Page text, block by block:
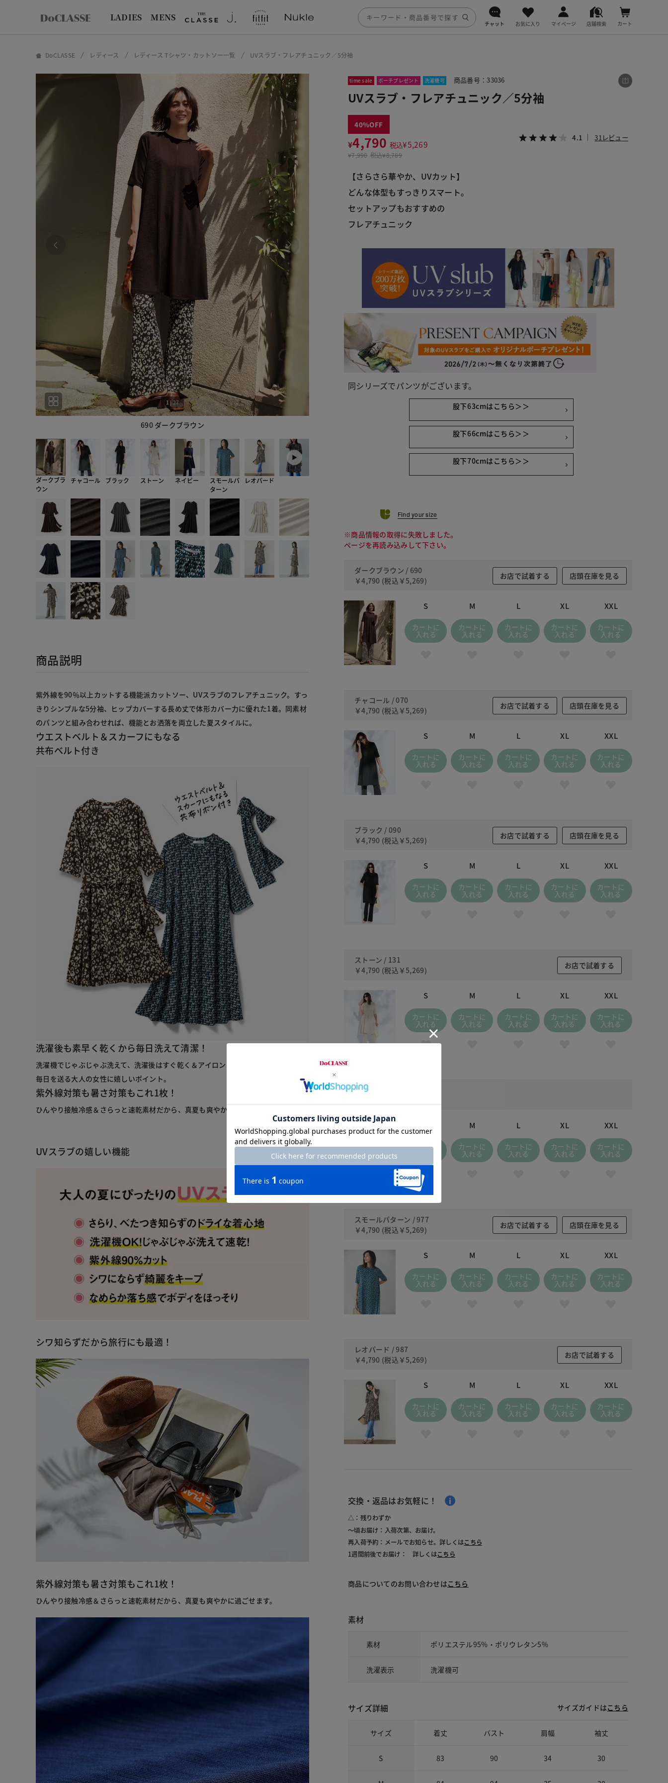
LADIES MENS
チャット お気に入り マイページ 店舗検索 カート
DoCLASSE レディース レディース Tシャツ・カットソー一覧 UVスラブ・フレアチュニック／5分袖
690 ダークブラウン 070 チャコール
1 |27
ダークブラ
ウン
チャコール ブラック ストーン ネイビー
スモールパ
ターン
レオパード
商品説明
紫外線を90％以上カットする機能派カットソー、UVスラブのフレアチュニック。すっ
きりシンプルな5分袖、ヒップカバーする長め丈で体形カバー力に優れた1着。同素材
のパンツと組み合わせれば、機能とお洒落を両立した夏スタイルに。
ウエストベルト＆スカーフにもなる
共布ベルト付き
洗濯後も素早く乾くから毎日洗えて清潔！
洗濯機でじゃぶじゃぶ洗えて、洗濯後はすぐ乾く＆アイロン不要というのも、忙しい
毎日を送る大人の女性に嬉しいポイント。
紫外線対策も暑さ対策もこれ1枚！
ひんやり接触冷感＆さらっと速乾素材だから、真夏も爽やかに過ごせます。
UVスラブの嬉しい機能
シワ知らずだから旅行にも最適！
紫外線対策も暑さ対策もこれ1枚！
ひんやり接触冷感＆さらっと速乾素材だから、真夏も爽やかに過ごせます。
time sale ポーチプレゼント 洗濯機可 商品番号：33036
UVスラブ・フレアチュニック／5分袖
40
¥4,790 税込¥5,269
¥7,990 税込¥8,789
4.1 31レビュー
【さらさら華やか、UVカット】
どんな体型もすっきりスマート。
セットアップもおすすめの
フレアチュニック
同シリーズでパンツがございます。
股下63cmはこちら＞＞
股下66cmはこちら＞＞
股下70cmはこちら＞＞
Find your size
※商品情報の取得に失敗しました。
ページを再読み込みして下さい。
ダークブラウン / 690
￥4,790 (税込 ￥5,269)
お店で試着する 店頭在庫を見る
S
カートに
入れる
M
カートに
入れる
L
カートに
入れる
XL
カートに
入れる
XXL
カートに
入れる
チャコール / 070
￥4,790 (税込 ￥5,269)
お店で試着する 店頭在庫を見る
S
カートに
入れる
M
カートに
入れる
L
カートに
入れる
XL
カートに
入れる
XXL
カートに
入れる
ブラック / 090
￥4,790 (税込 ￥5,269)
お店で試着する 店頭在庫を見る
S
カートに
入れる
M
カートに
入れる
L
カートに
入れる
XL
カートに
入れる
XXL
カートに
入れる
ストーン / 131
￥4,790 (税込 ￥5,269)
お店で試着する
S
カートに
入れる
M
カートに
入れる
L
カートに
入れる
XL
カートに
入れる
XXL
カートに
入れる
ネイビー / 480
カートに
M
カートに
入れる
L
カートに
入れる
XL
カートに
入れる
XXL
カートに
入れる
スモールパターン / 977
￥4,790 (税込 ￥5,269)
お店で試着する 店頭在庫を見る
S
カートに
入れる
M
カートに
入れる
L
カートに
入れる
XL
カートに
入れる
XXL
カートに
入れる
レオパード / 987
￥4,790 (税込 ￥5,269)
お店で試着する
S
カートに
入れる
M
カートに
入れる
L
カートに
入れる
XL
カートに
入れる
XXL
カートに
入れる
交換・返品はお気軽に！
△：残りわずか
～頃お届け：入荷次第、お届け。
再入荷予約：メールでお知らせ。詳しくはこちら
1週間前後でお届け： 詳しくはこちら
商品についてのお問い合わせはこちら
素材
素材 ポリエステル95%・ポリウレタン5%
洗濯表示 洗濯機可
サイズ詳細 サイズガイドはこちら
サイズ 着丈 バスト 肩幅 袖丈
S 83 90 34 30